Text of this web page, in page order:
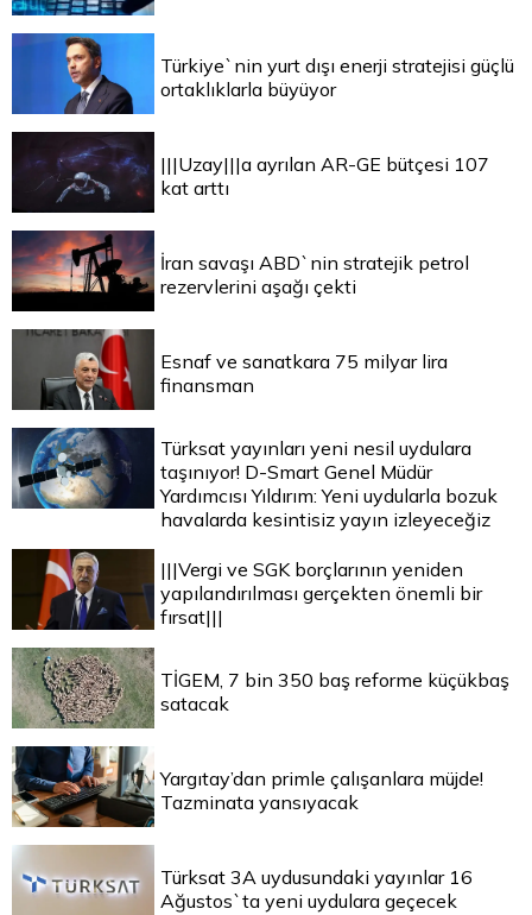
Türkiye`nin yurt dışı enerji stratejisi güçlü
ortaklıklarla büyüyor
|||Uzay|||a ayrılan AR-GE bütçesi 107
kat arttı
İran savaşı ABD`nin stratejik petrol
rezervlerini aşağı çekti
Esnaf ve sanatkara 75 milyar lira
finansman
Türksat yayınları yeni nesil uydulara
taşınıyor! D-Smart Genel Müdür
Yardımcısı Yıldırım: Yeni uydularla bozuk
havalarda kesintisiz yayın izleyeceğiz
|||Vergi ve SGK borçlarının yeniden
yapılandırılması gerçekten önemli bir
fırsat|||
TİGEM, 7 bin 350 baş reforme küçükbaş
satacak
Yargıtay’dan primle çalışanlara müjde!
Tazminata yansıyacak
Türksat 3A uydusundaki yayınlar 16
Ağustos`ta yeni uydulara geçecek